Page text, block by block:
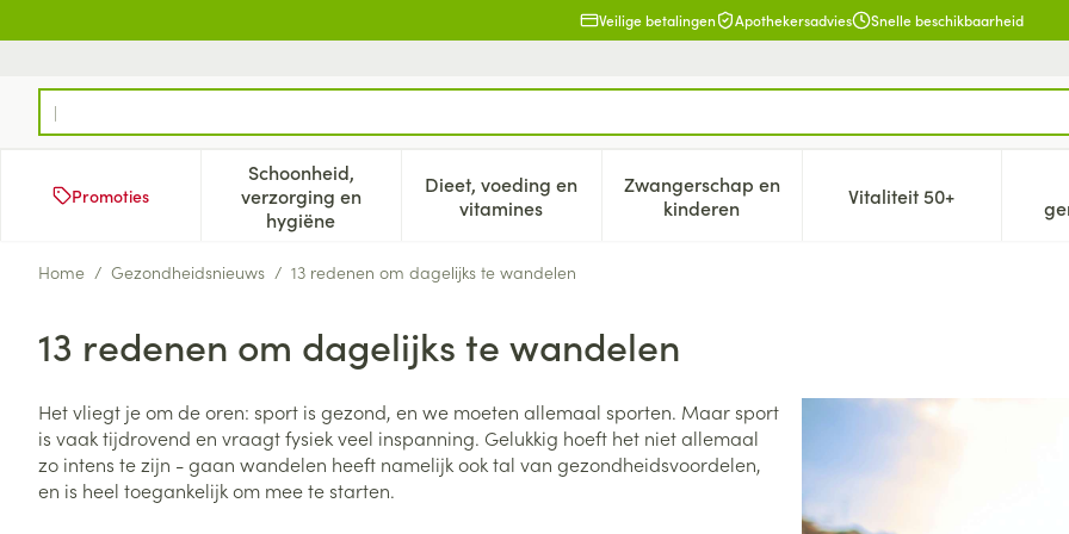
Veilige betalingen Apothekersadvies Snelle beschikbaarheid
Product, merk, categorie...
Promoties
Schoonheid,
verzorging en
hygiëne
Toon submenu voor Schoonheid, verzorging en hygiëne categorie
Dieet, voeding en
vitaminesToon submenu voor Dieet, voeding en vitamines categorie
Zwangerschap en
kinderenToon submenu voor Zwangerschap en
Vitaliteit 50+Toon submenu
Home / Gezondheidsnieuws / 13 redenen om dagelijks te wandelen
13 redenen om dagelijks te wandelen
Het vliegt je om de oren: sport is gezond, en we moeten allemaal sporten. Maar sport
is vaak tijdrovend en vraagt fysiek veel inspanning. Gelukkig hoeft het niet allemaal
zo intens te zijn - gaan wandelen heeft namelijk ook tal van gezondheidsvoordelen,
en is heel toegankelijk om mee te starten.